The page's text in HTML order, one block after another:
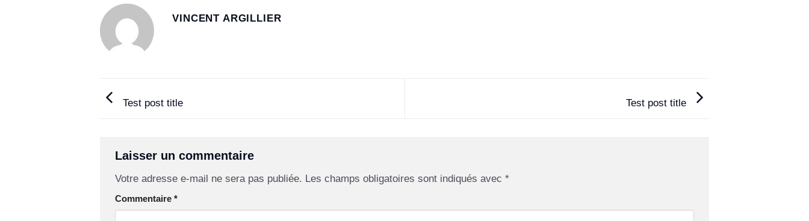
VINCENT ARGILLIER
Test post title Test post title
Laisser un commentaire
Votre adresse e-mail ne sera pas publiée. Les champs obligatoires sont indiqués avec*
Commentaire*